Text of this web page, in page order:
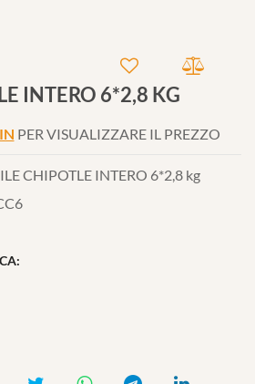
INTERO 6*2,8 KG
PER VISUALIZZARE IL PREZZO
CHIPOTLE INTERO 6*2,8 kg